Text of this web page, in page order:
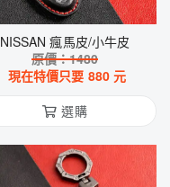
NISSAN 瘋馬皮/小牛皮
原價：1480
現在特價只要 880 元
選購